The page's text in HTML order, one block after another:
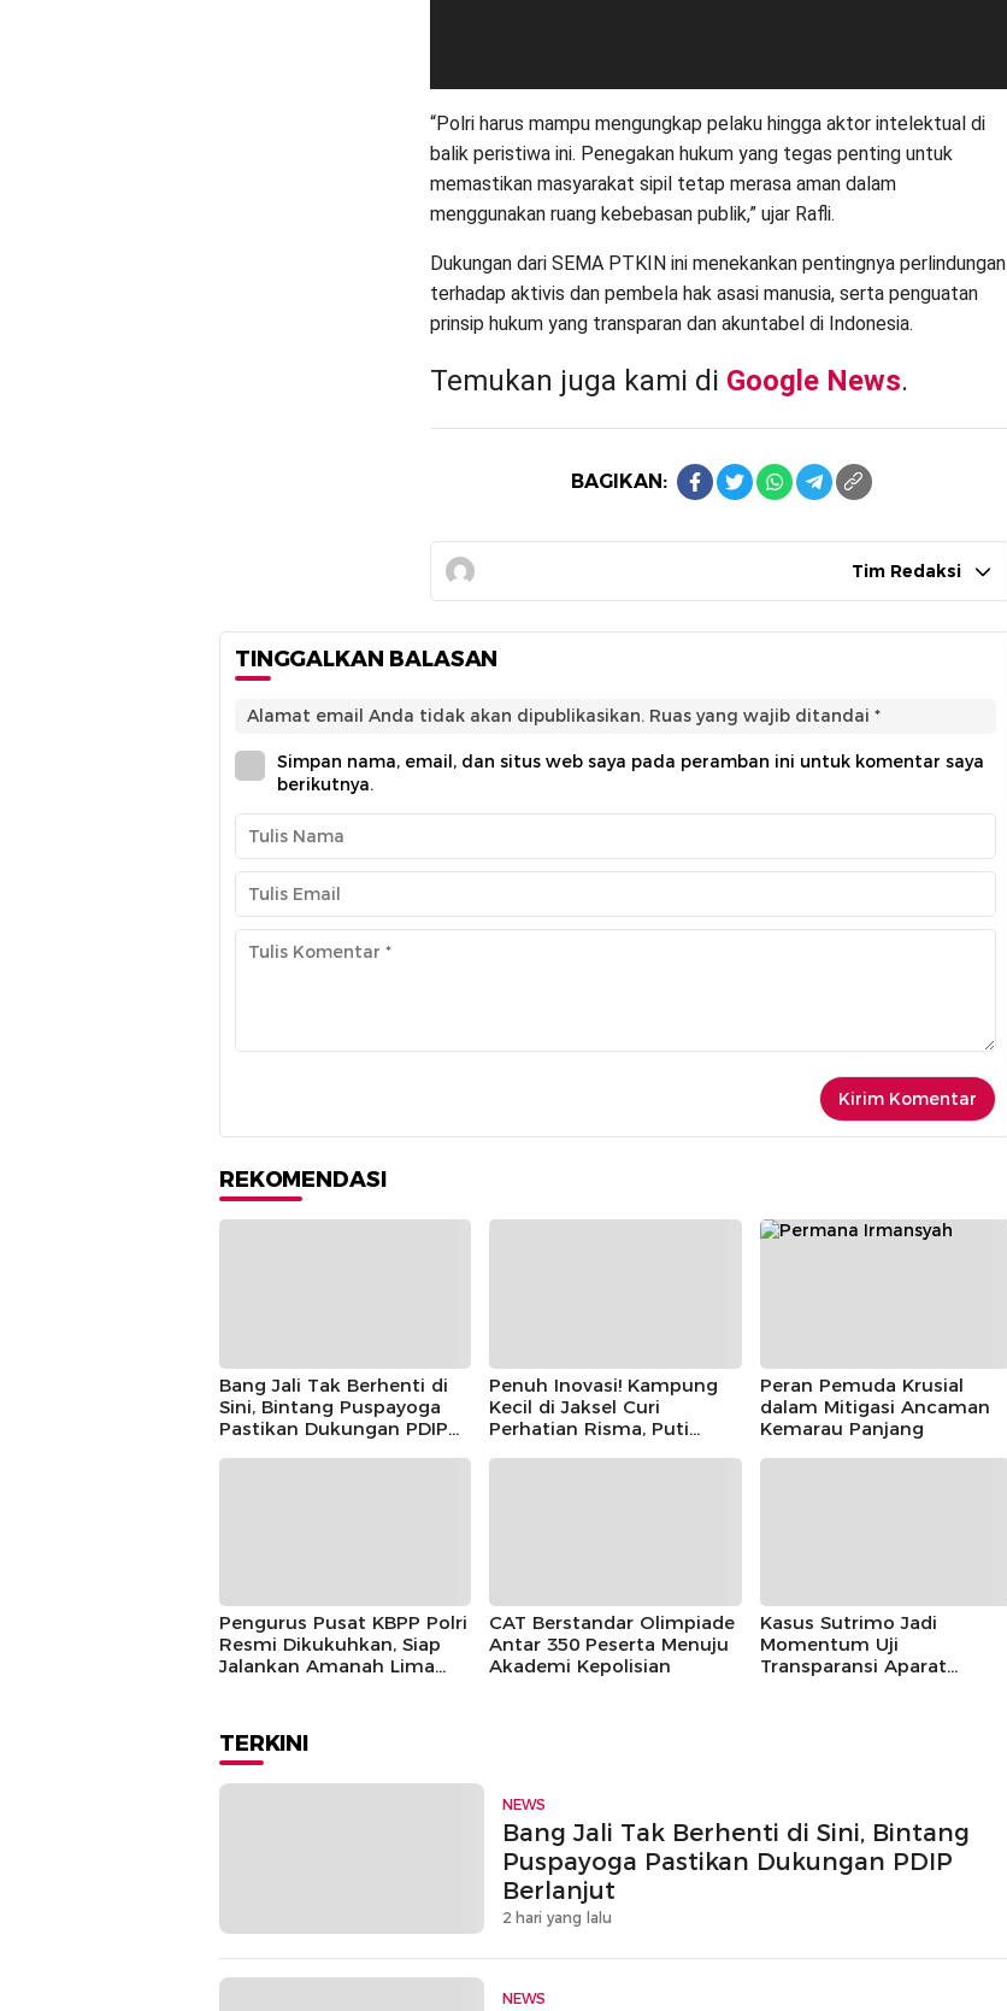
“Polri harus mampu mengungkap pelaku hingga aktor intelektual di
balik peristiwa ini. Penegakan hukum yang tegas penting untuk
memastikan masyarakat sipil tetap merasa aman dalam
menggunakan ruang kebebasan publik,” ujar Rafli.
Dukungan dari SEMA PTKIN ini menekankan pentingnya perlindungan
terhadap aktivis dan pembela hak asasi manusia, serta penguatan
prinsip hukum yang transparan dan akuntabel di Indonesia.
Temukan juga kami di Google News.
BAGIKAN:
Tim Redaksi
TINGGALKAN BALASAN
Alamat email Anda tidak akan dipublikasikan. Ruas yang wajib ditandai *
Simpan nama, email, dan situs web saya pada peramban ini untuk komentar saya
berikutnya.
REKOMENDASI
Bang Jali Tak Berhenti di
Sini, Bintang Puspayoga
Pastikan Dukungan PDIP
Penuh Inovasi! Kampung
Kecil di Jaksel Curi
Perhatian Risma, Puti
Peran Pemuda Krusial
dalam Mitigasi Ancaman
Kemarau Panjang
Pengurus Pusat KBPP Polri
Resmi Dikukuhkan, Siap
Jalankan Amanah Lima
CAT Berstandar Olimpiade
Antar 350 Peserta Menuju
Akademi Kepolisian
Kasus Sutrimo Jadi
Momentum Uji
Transparansi Aparat
TERKINI
NEWS
Bang Jali Tak Berhenti di Sini, Bintang
Puspayoga Pastikan Dukungan PDIP
Berlanjut
2 hari yang lalu
NEWS